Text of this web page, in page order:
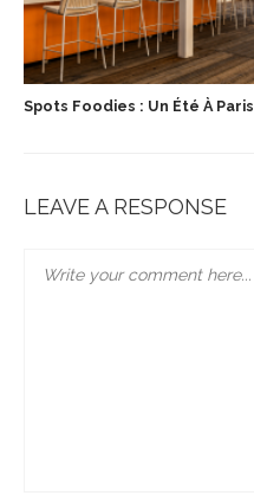
Spots Foodies : Un Été À Paris
LEAVE A RESPONSE